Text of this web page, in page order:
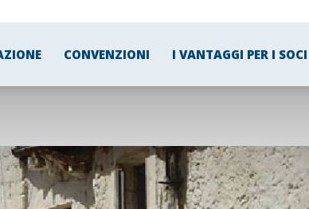
CONVENZIONI I VANTAGGI PER I SOCI